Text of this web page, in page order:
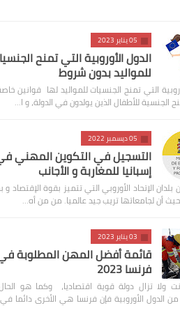
05 يناير 2023
الدول الأوروبية التي تمنح
للمواليد بدون شروط
التي تمنح الجنسيات للمواليد لها قوانين
الجنسية للأطفال الذين يولدون في الدولة، و ا…
05 ديسمبر 2022
التسجيل في التكوين المهني
إسبانيا للمغاربة و الأجانب
بلدان الإتحاد الأوروبي التي تتميز بقوة الإقتصاد
أن لجامعاتها تريب جيد عالميا. من من أه…
03 يناير 2023
قائمة أفضل المهن المطلوبة
فرنسا 2023
ولا تزال دولة قوية اقتصاديا، وكما هو
الدول الأوروبية فإن فرنسا هي الأخرى دائما